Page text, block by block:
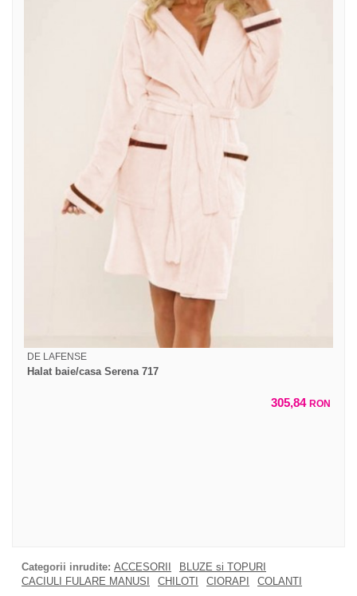
DE LAFENSE
Halat baie/casa Serena 717
305,84 RON
Categorii inrudite: ACCESORII
BLUZE si TOPURI
CACIULI FULARE MANUSI
CHILOTI CIORAPI
COLANTI